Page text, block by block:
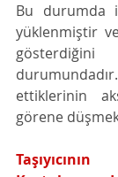
Bu durumda
yüklenmiştir
ettiklerinin
görene